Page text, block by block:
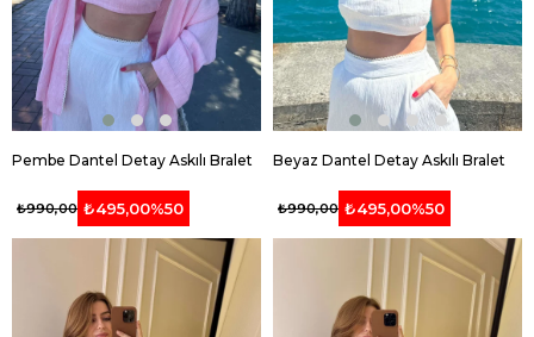
Pembe Dantel Detay Askılı Bralet
₺495,00%50
₺990,00
Beyaz Dantel Detay Askılı Bralet
₺495,00%50
₺990,00